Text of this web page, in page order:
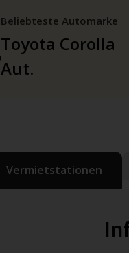
Beliebteste Automarke
Toyota Corolla
Aut.
Vermietstationen